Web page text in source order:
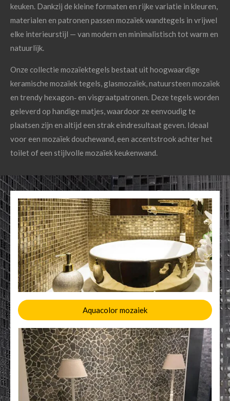
keuken. Dankzij de kleine formaten en rijke variatie in kleuren,
materialen en patronen passen mozaïek wandtegels in vrijwel
elke interieurstijl — van modern en minimalistisch tot warm en
natuurlijk.
Onze collectie mozaïektegels bestaat uit hoogwaardige
keramische mozaïek tegels, glasmozaïek, natuursteen mozaïek
en trendy hexagon‑ en visgraatpatronen. Deze tegels worden
geleverd op handige matjes, waardoor ze eenvoudig te
plaatsen zijn en altijd een strak eindresultaat geven. Ideaal
voor een mozaïek douchewand, een accentstrook achter het
toilet of een stijlvolle mozaïek keukenwand.
Aquacolor mozaiek